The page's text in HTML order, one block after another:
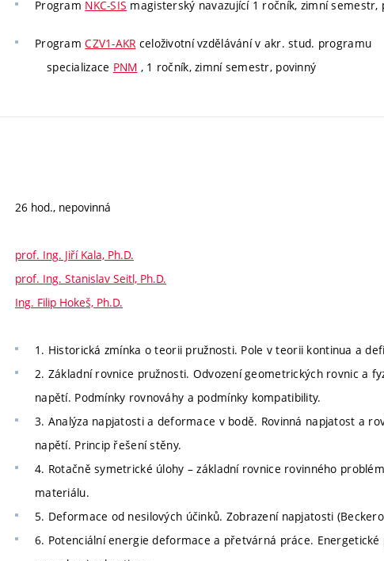
Program NKC-SIS magisterský navazující 1 ročník, zimní semestr,
ProgramCZV1-AKR celoživotní vzdělávání v akr. stud. programu
specializace PNM , 1 ročník, zimní semestr, povinný
26 hod., nepovinná
prof. Ing. Jiří Kala, Ph.D.
prof. Ing. Stanislav Seitl, Ph.D.
Ing. Filip Hokeš, Ph.D.
1. Historická zmínka o teorii pružnosti. Pole v teorii kontinua a
2. Základní rovnice pružnosti. Odvození geometrických rovnic a
napětí. Podmínky rovnováhy a podmínky kompatibility.
3. Analýza napjatosti a deformace v bodě. Rovinná napjatost a
napětí. Princip řešení stěny.
4. Rotačně symetrické úlohy – základní rovnice rovinného
materiálu.
5. Deformace od nesilových účinků. Zobrazení napjatosti
6. Potenciální energie deformace a přetvárná práce.